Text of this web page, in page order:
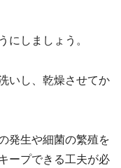
にしましょう。
いし、乾燥させてか
発生や細菌の繁殖を
ープできる工夫が必